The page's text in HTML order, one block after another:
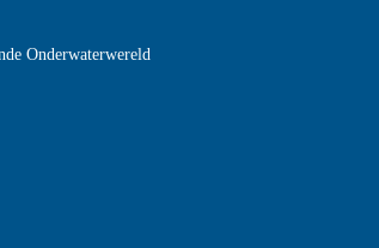
Onderwaterwereld